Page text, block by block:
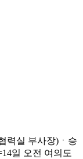
력실 부사장)ㆍ승
일 오전 여의도